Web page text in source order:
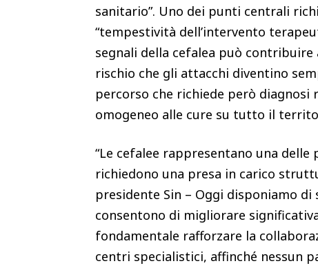
sanitario”. Uno dei punti centrali
“tempestività dell’intervento
segnali della cefalea può contribuire
rischio che gli attacchi diventino
percorso che richiede però
omogeneo alle cure su tutto il
“Le cefalee rappresentano una
richiedono una presa in carico
presidente Sin – Oggi disponiamo
consentono di migliorare
fondamentale rafforzare la
centri specialistici, affinché nessun